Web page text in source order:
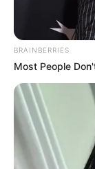
BRAINBERRIES
Most People